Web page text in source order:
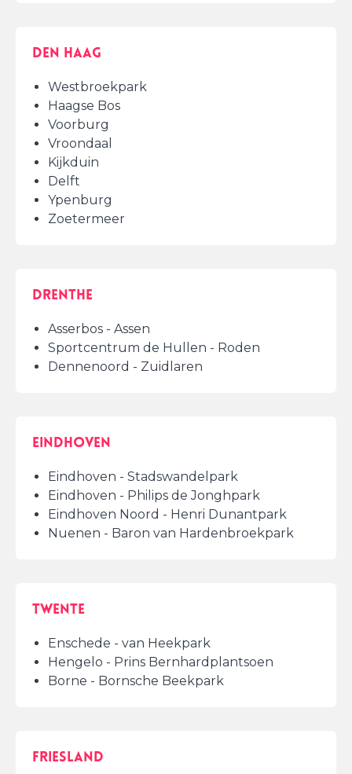
Den Haag
Westbroekpark
Haagse Bos
Voorburg
Vroondaal
Kijkduin
Delft
Ypenburg
Zoetermeer
Drenthe
Asserbos - Assen
Sportcentrum de Hullen - Roden
Dennenoord - Zuidlaren
Eindhoven
Eindhoven - Stadswandelpark
Eindhoven - Philips de Jonghpark
Eindhoven Noord - Henri Dunantpark
Nuenen - Baron van Hardenbroekpark
Twente
Enschede - van Heekpark
Hengelo - Prins Bernhardplantsoen
Borne - Bornsche Beekpark
Friesland